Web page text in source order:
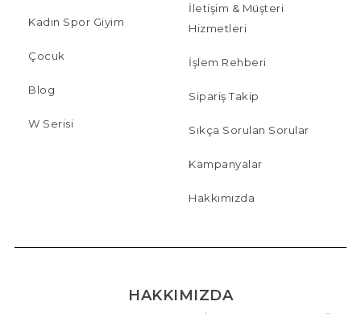
Kadın Spor Giyim
Çocuk
Blog
W Serisi
İletişim & Müşteri
Hizmetleri
İşlem Rehberi
Sipariş Takip
Sıkça Sorulan Sorular
Kampanyalar
Hakkımızda
HAKKIMIZDA